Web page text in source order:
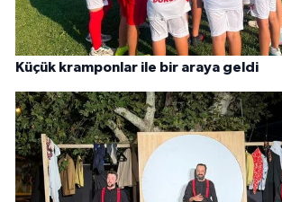
Küçük kramponlar ile bir araya geldi